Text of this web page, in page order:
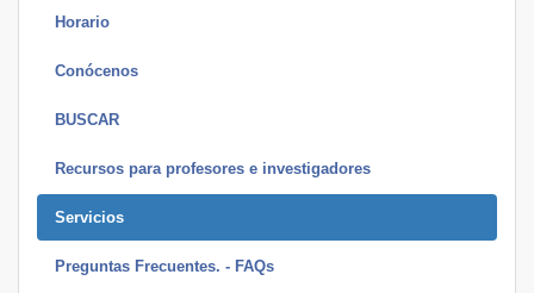
Horario
Conócenos
BUSCAR
Recursos para profesores e investigadores
Servicios
Preguntas Frecuentes. - FAQs